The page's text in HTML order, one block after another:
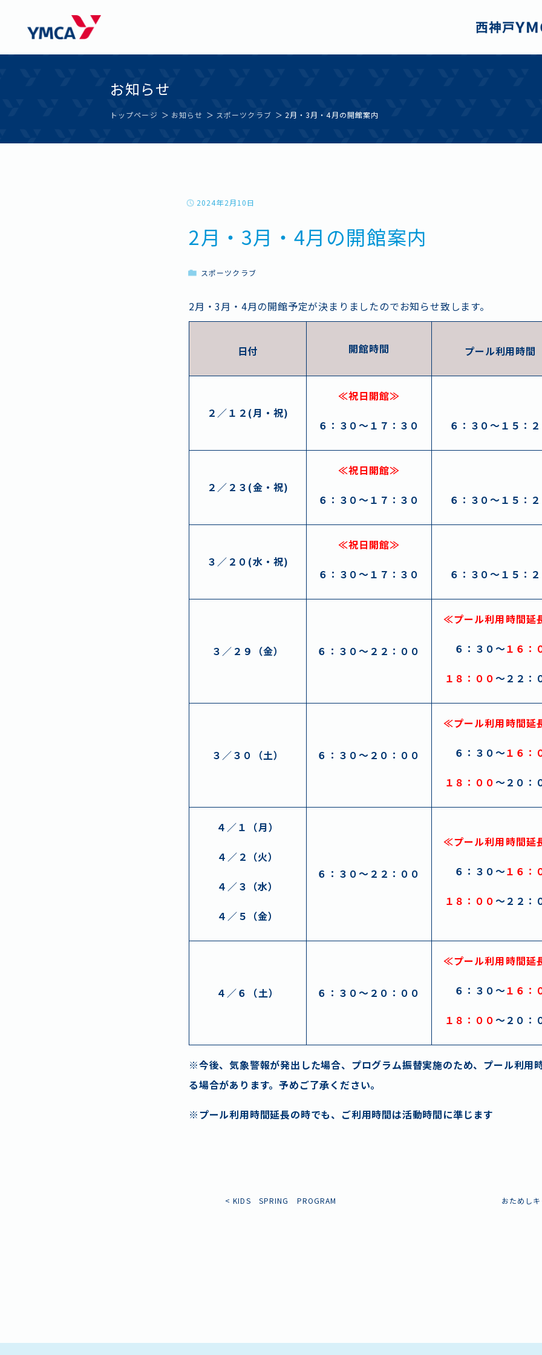
施設情報・アクセス
スタッフ採用
お知らせ
トップページ お知らせ スポーツクラブ 2月・3月・4月の開館案内
2024年2月10日
2月・3月・4月の開館案内
スポーツクラブ
2月・3月・4月の開館予定が決まりましたのでお知らせ致します。
日付 開館時間 プール利用時間
２／１２(月・祝)
≪祝日開館≫
６：３０～１７：３０ ６：３０～１５：
２／２３(金・祝)
≪祝日開館≫
６：３０～１７：３０ ６：３０～１５：
３／２ ０ (水・祝)
≪祝日開館≫
６：３０～１７：３０ ６：３０～１５：
３／２９（金） ６：３０～２２：００
≪プール利用時間
６：３０～１６：
１８：００～２２：
３／３０（土） ６：３０～２０：００
≪プール利用時間
６：３０～１６：
１８：００～２０：
４／１（月）
４／２（火）
４／３（水）
４／５（金）
６：３０～２２：００
≪プール利用時間
６：３０～１６：
１８：００～２２：
４／６（土） ６：３０～２０：００
≪プール利用時間
６：３０～１６：
１８：００～２０：
※今後、気象警報が発出した場合、プログラム振替実施のため、プール利用
る場合があります。予めご了承ください。
※プール利用時間延長の時でも、ご利用時間は活動時間に準じます
<KIDS SPRING PROGRAM おためし